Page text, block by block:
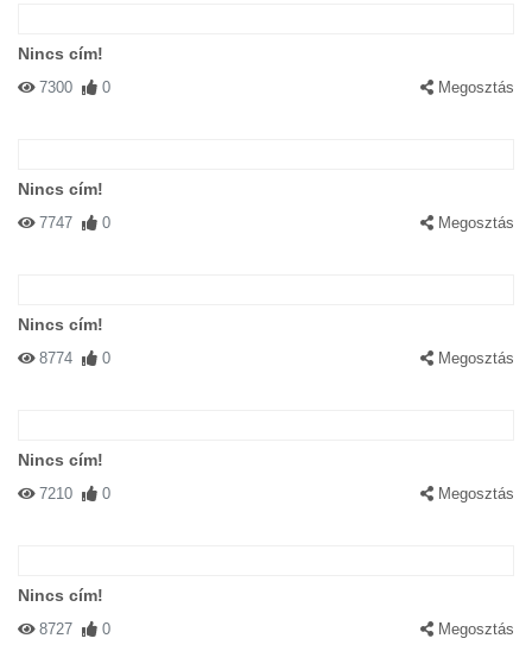
Nincs cím!
7300 0 Megosztás
Nincs cím!
7747 0 Megosztás
Nincs cím!
8774 0 Megosztás
Nincs cím!
7210 0 Megosztás
Nincs cím!
8727 0 Megosztás